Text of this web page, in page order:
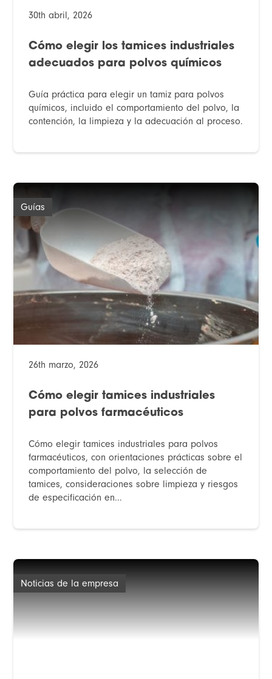
30th abril, 2026
Cómo elegir los tamices industriales
adecuados para polvos químicos
Guía práctica para elegir un tamiz para polvos
químicos, incluido el comportamiento del polvo, la
contención, la limpieza y la adecuación al proceso.
Guías
26th marzo, 2026
Cómo elegir tamices industriales
para polvos farmacéuticos
Cómo elegir tamices industriales para polvos
farmacéuticos, con orientaciones prácticas sobre el
comportamiento del polvo, la selección de
tamices, consideraciones sobre limpieza y riesgos
de especificación en...
Noticias de la empresa